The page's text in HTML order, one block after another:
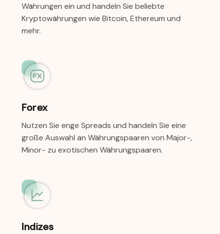
Währungen ein und handeln Sie beliebte
Kryptowährungen wie Bitcoin, Ethereum und
mehr.
Forex
Nutzen Sie enge Spreads und handeln Sie eine
große Auswahl an Währungspaaren von Major-,
Minor- zu exotischen Währungspaaren.
Indizes